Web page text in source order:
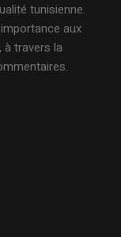
tunisienne.
aux
à travers la